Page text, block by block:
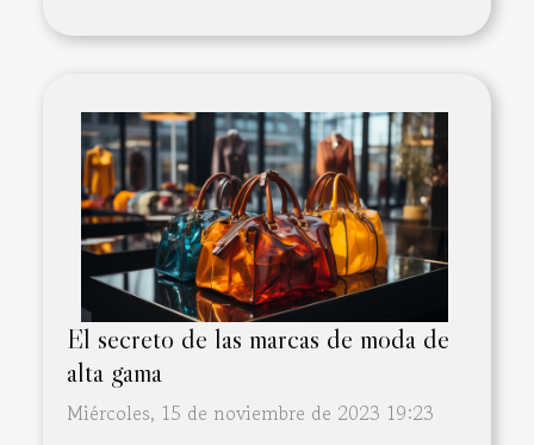
El secreto de las marcas de moda de
alta gama
Miércoles, 15 de noviembre de 2023 19:23